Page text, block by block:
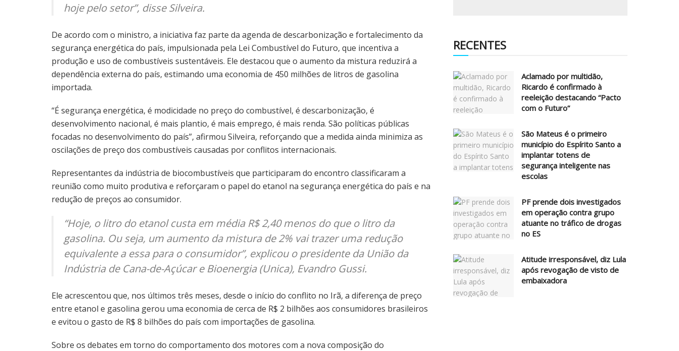
hoje pelo setor”, disse Silveira.
De acordo com o ministro, a iniciativa faz parte da agenda de descarbonização e fortalecimento da
segurança energética do país, impulsionada pela Lei Combustível do Futuro, que incentiva a
produção e uso de combustíveis sustentáveis. Ele destacou que o aumento da mistura reduzirá a
dependência externa do país, estimando uma economia de 450 milhões de litros de gasolina
importada.
“É segurança energética, é modicidade no preço do combustível, é descarbonização, é
desenvolvimento nacional, é mais plantio, é mais emprego, é mais renda. São políticas públicas
focadas no desenvolvimento do país”, afirmou Silveira, reforçando que a medida ainda minimiza as
oscilações de preço dos combustíveis causadas por conflitos internacionais.
Representantes da indústria de biocombustíveis que participaram do encontro classificaram a
reunião como muito produtiva e reforçaram o papel do etanol na segurança energética do país e na
redução de preços ao consumidor.
“Hoje, o litro do etanol custa em média R$ 2,40 menos do que o litro da
gasolina. Ou seja, um aumento da mistura de 2% vai trazer uma redução
equivalente a essa para o consumidor”, explicou o presidente da União da
Indústria de Cana-de-Açúcar e Bioenergia (Unica), Evandro Gussi.
Ele acrescentou que, nos últimos três meses, desde o início do conflito no Irã, a diferença de preço
entre etanol e gasolina gerou uma economia de cerca de R$ 2 bilhões aos consumidores brasileiros
e evitou o gasto de R$ 8 bilhões do país com importações de gasolina.
Sobre os debates em torno do comportamento dos motores com a nova composição do
RECENTES
Aclamado por multidão,
Ricardo é confirmado à
reeleição destacando “Pacto
com o Futuro”
São Mateus é o primeiro
município do Espírito Santo a
implantar totens de
segurança inteligente nas
escolas
PF prende dois investigados
em operação contra grupo
atuante no tráfico de drogas
no ES
Atitude irresponsável, diz Lula
após revogação de visto de
embaixadora